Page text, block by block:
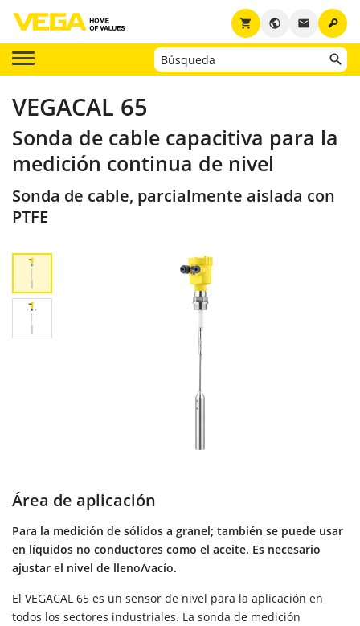
key
email
public
shopping_cart
VEGACAL 65
Sonda de cable capacitiva para la
medición continua de nivel
Sonda de cable, parcialmente aislada con
PTFE
Área de aplicación
Para la medición de sólidos a granel; también se puede usar
en líquidos no conductores como el aceite. Es necesario
ajustar el nivel de lleno/vacío.
El VEGACAL 65 es un sensor de nivel para la aplicación en
todos los sectores industriales. La sonda de medición